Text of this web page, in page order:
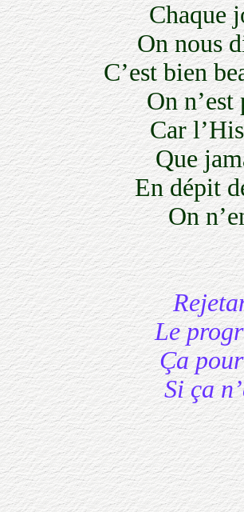
Chaque
On nous
C’est bien
On n’est
Car
Que
En dépit
On
Le
Ça
Si ça